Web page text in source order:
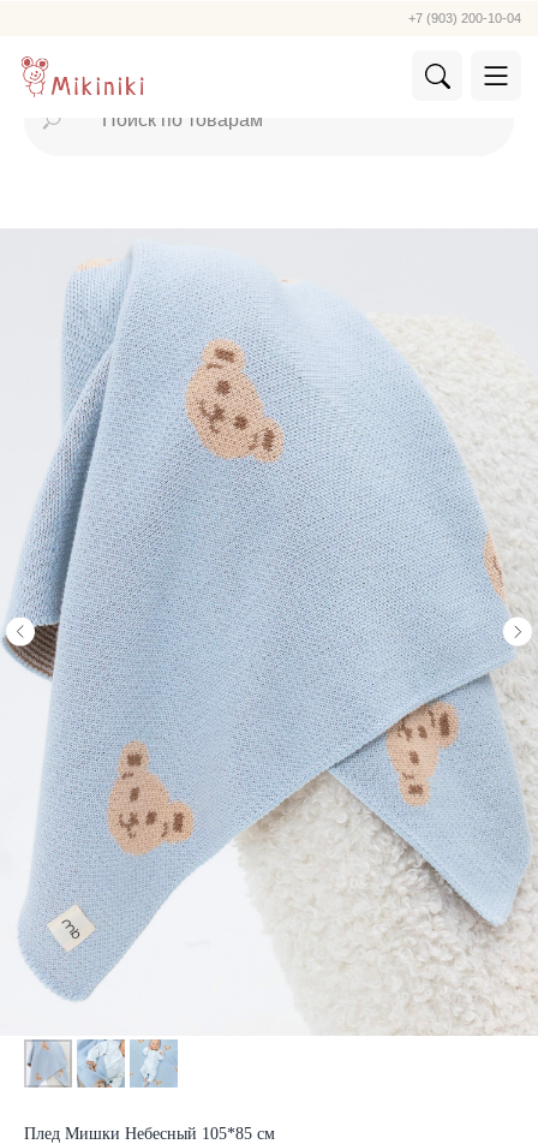
Плед Мишки Небесный 105*85 см